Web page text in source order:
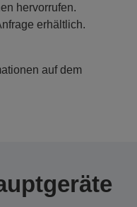
hervorrufen.
erhältlich.
auf dem